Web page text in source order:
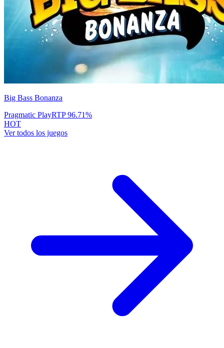
Big Bass Bonanza
Pragmatic PlayRTP96.71%
HOT
Ver todos los juegos